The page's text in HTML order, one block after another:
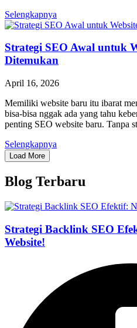
Selengkapnya
Strategi SEO Awal untuk
Ditemukan
April 16, 2026
Memiliki website baru itu ibarat
bisa-bisa nggak ada yang tahu
penting SEO website baru. Tanpa
Selengkapnya
Load More
Blog Terbaru
Strategi Backlink SEO
Website!